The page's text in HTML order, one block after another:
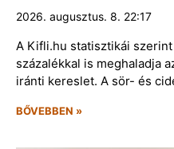
2026. augusztus. 8. 22:17
A Kifli.hu statisztikái
százalékkal is meghaladja
iránti kereslet. A sör- és
BŐVEBBEN »